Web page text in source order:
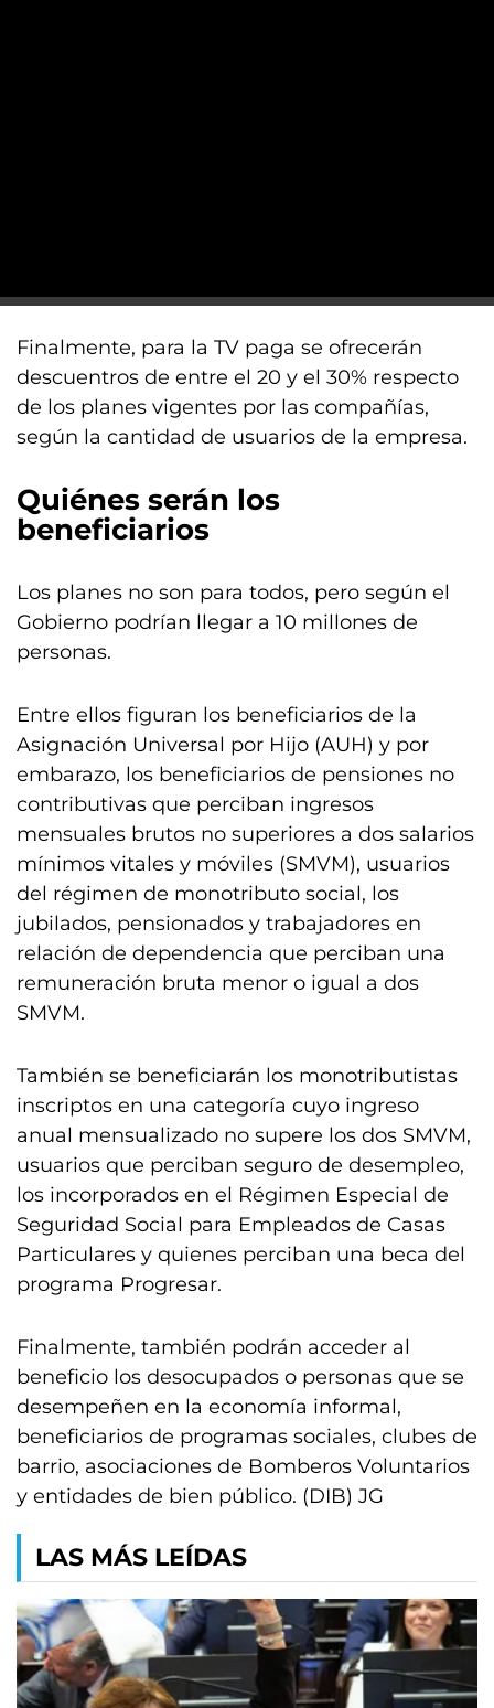
Finalmente, para la TV paga se ofrecerán
descuentros de entre el 20 y el 30% respecto
de los planes vigentes por las compañías,
según la cantidad de usuarios de la empresa.
Quiénes serán los
beneficiarios
Los planes no son para todos, pero según el
Gobierno podrían llegar a 10 millones de
personas.
Entre ellos figuran los beneficiarios de la
Asignación Universal por Hijo (AUH) y por
embarazo, los beneficiarios de pensiones no
contributivas que perciban ingresos
mensuales brutos no superiores a dos salarios
mínimos vitales y móviles (SMVM), usuarios
del régimen de monotributo social, los
jubilados, pensionados y trabajadores en
relación de dependencia que perciban una
remuneración bruta menor o igual a dos
SMVM.
También se beneficiarán los monotributistas
inscriptos en una categoría cuyo ingreso
anual mensualizado no supere los dos SMVM,
usuarios que perciban seguro de desempleo,
los incorporados en el Régimen Especial de
Seguridad Social para Empleados de Casas
Particulares y quienes perciban una beca del
programa Progresar.
Finalmente, también podrán acceder al
beneficio los desocupados o personas que se
desempeñen en la economía informal,
beneficiarios de programas sociales, clubes de
barrio, asociaciones de Bomberos Voluntarios
y entidades de bien público. (DIB) JG
LAS MÁS LEÍDAS